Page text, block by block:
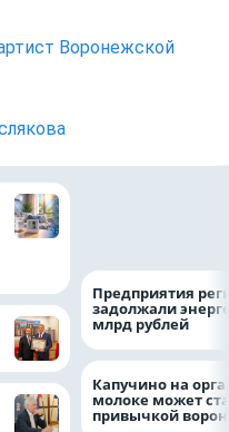
Воронежской
Предприятия
задолжали
млрд рублей
Капучино на
молоке может
привычкой